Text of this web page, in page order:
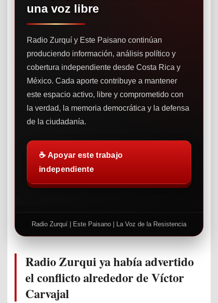
una voz libre
Radio Zurquí y Este Paisano continúan
produciendo información, análisis político y
cobertura independiente desde Costa Rica y
México. Cada aporte contribuye a mantener
este espacio activo, libre y comprometido con
la verdad, la memoria democrática y la defensa
de la ciudadanía.
☕ Apoyar este trabajo
independiente
Radio Zurquí | Este Paisano | La Voz de la Resistencia
Radio Zurqui ya había advertido
el conflicto alrededor de Víctor
Carvajal